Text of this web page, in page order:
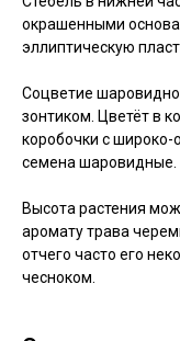
окрашенными
эллиптическую
Соцветие
зонтиком. Цветёт в
коробочки с
семена шаровидные.
Высота растения
аромату трава
отчего часто его
чесноком.